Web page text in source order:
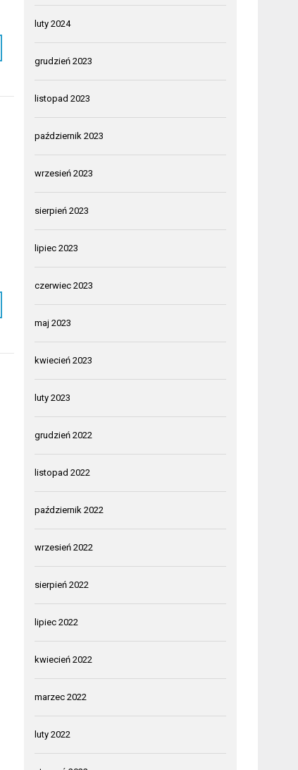
luty 2024
grudzień 2023
listopad 2023
październik 2023
wrzesień 2023
sierpień 2023
lipiec 2023
czerwiec 2023
maj 2023
kwiecień 2023
luty 2023
grudzień 2022
listopad 2022
październik 2022
wrzesień 2022
sierpień 2022
lipiec 2022
kwiecień 2022
marzec 2022
luty 2022